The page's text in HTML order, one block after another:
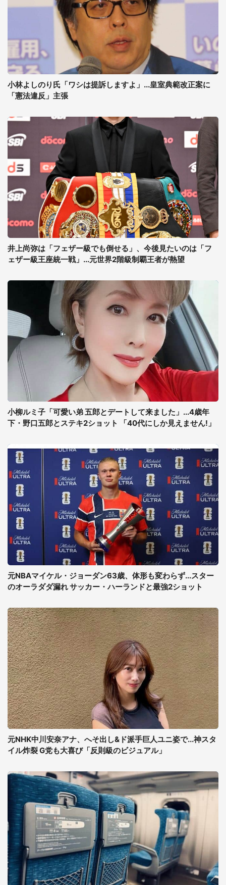
小林よしのり氏「ワシは提訴しますよ」...皇室典範改正案に
「憲法違反」主張
井上尚弥は「フェザー級でも倒せる」、今後見たいのは「フ
ェザー級王座統一戦」...元世界2階級制覇王者が熱望
小柳ルミ子「可愛い弟 五郎とデートして来ました」...4歳年
下・野口五郎とステキ2ショット 「40代にしか見えません!」
元NBAマイケル・ジョーダン63歳、体形も変わらず...スター
のオーラダダ漏れ サッカー・ハーランドと最強2ショット
元NHK中川安奈アナ、へそ出し&ド派手巨人ユニ姿で...神スタ
イル炸裂 G党も大喜び「反則級のビジュアル」